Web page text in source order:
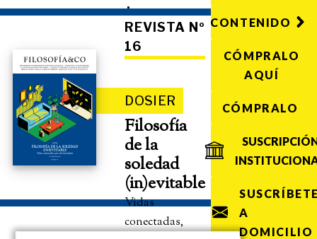
·
REVISTA Nº
16
DOSIER
Filosofía
de la
soledad
(in)evitable
Vidas
conectadas,
CONTENIDO
CÓMPRALO
AQUÍ
CÓMPRALO
A
DOMICILIO